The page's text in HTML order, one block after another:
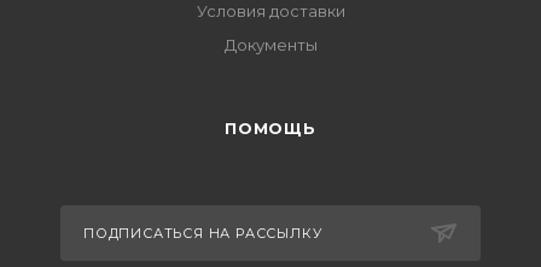
Условия доставки
Документы
ПОМОЩЬ
ПОДПИСАТЬСЯ НА РАССЫЛКУ